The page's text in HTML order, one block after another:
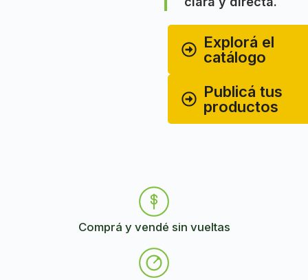
Explorá el
catálogo
Publicá tus
productos
Comprá y vendé sin vueltas